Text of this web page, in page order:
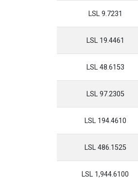
9.7231 LSL
19.4461 LSL
48.6153 LSL
97.2305 LSL
194.4610 LSL
486.1525 LSL
1,944.6100 LSL